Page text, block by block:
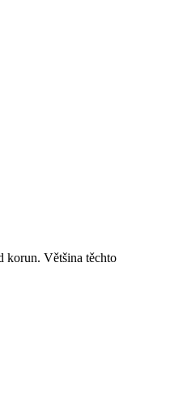
korun. Většina těchto